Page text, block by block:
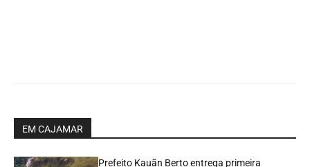
EM CAJAMAR
Prefeito Kauãn Berto entrega primeira